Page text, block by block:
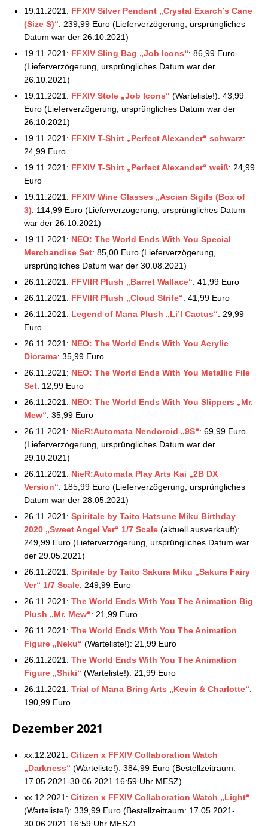
19.11.2021: FFXIV Silver Pendant „Crystal Exarch’s Cane
(Size S)“: 239,99 Euro (Lieferverzögerung, ursprüngliches
Datum war der 26.10.2021)
19.11.2021: FFXIV Sling Bag „Job Icons“: 86,99 Euro
(Lieferverzögerung, ursprüngliches Datum war der
26.10.2021)
19.11.2021: FFXIV Stole „Job Icons“ (Warteliste!): 43,99
Euro (Lieferverzögerung, ursprüngliches Datum war der
26.10.2021)
19.11.2021: FFXIV T-Shirt „Perfect Alexander“ schwarz:
24,99 Euro
19.11.2021: FFXIV T-Shirt „Perfect Alexander“ weiß: 24,99
Euro
19.11.2021: FFXIV Wine Glasses „Ascian Sigils (Box of
3): 114,99 Euro (Lieferverzögerung, ursprüngliches Datum
war der 26.10.2021)
19.11.2021: NEO: The World Ends With You Special
Merchandise Set: 85,00 Euro (Lieferverzögerung,
ursprüngliches Datum war der 30.08.2021)
26.11.2021: FFVIIR Plush „Barret Wallace“: 41,99 Euro
26.11.2021: FFVIIR Plush „Cloud Strife“: 41,99 Euro
26.11.2021: Legend of Mana Plush „Li’l Cactus“: 29,99
Euro
26.11.2021: NEO: The World Ends With You Acrylic
Diorama: 35,99 Euro
26.11.2021: NEO: The World Ends With You Metallic File
Set: 12,99 Euro
26.11.2021: NEO: The World Ends With You Slippers „Mr.
Mew“: 35,99 Euro
26.11.2021: NieR:Automata Nendoroid „9S“: 69,99 Euro
(Lieferverzögerung, ursprüngliches Datum war der
29.10.2021)
26.11.2021: NieR:Automata Play Arts Kai „2B DX
Version“: 185,99 Euro (Lieferverzögerung, ursprüngliches
Datum war der 28.05.2021)
26.11.2021: Spiritale by Taito Hatsune Miku Birthday
2020 „Sweet Angel Ver“ 1/7 Scale (aktuell ausverkauft):
249,99 Euro (Lieferverzögerung, ursprüngliches Datum war
der 29.05.2021)
26.11.2021: Spiritale by Taito Sakura Miku „Sakura Fairy
Ver“ 1/7 Scale: 249,99 Euro
26.11.2021: The World Ends With You The Animation Big
Plush „Mr. Mew“: 21,99 Euro
26.11.2021: The World Ends With You The Animation
Figure „Neku“ (Warteliste!): 21,99 Euro
26.11.2021: The World Ends With You The Animation
Figure „Shiki“ (Warteliste!): 21,99 Euro
26.11.2021: Trial of Mana Bring Arts „Kevin & Charlotte“:
190,99 Euro
Dezember 2021
xx.12.2021: Citizen x FFXIV Collaboration Watch
„Darkness“ (Warteliste!): 384,99 Euro (Bestellzeitraum:
17.05.2021-30.06.2021 16:59 Uhr MESZ)
xx.12.2021: Citizen x FFXIV Collaboration Watch „Light“
(Warteliste!): 339,99 Euro (Bestellzeitraum: 17.05.2021-
30.06.2021 16:59 Uhr MESZ)